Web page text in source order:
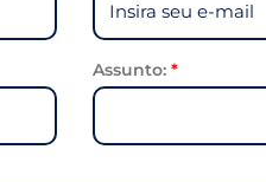
Assunto: *